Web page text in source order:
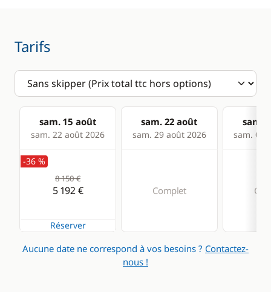
Tarifs
sam. 15 août
sam. 22 août 2026
sam. 22 août
sam. 29 août 2026
sam.
sam. 05
-36 %
8 150 €
5 192 €
Réserver
Complet
Aucune date ne correspond à vos besoins ? Contactez-
nous !